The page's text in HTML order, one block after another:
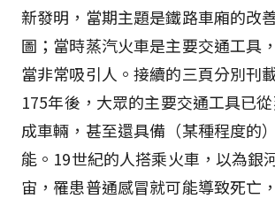
新發明，當期主題是鐵路車廂的改
圖；當時蒸汽火車是主要交通工具
當非常吸引人。接續的三頁分別刊
175年後，大眾的主要交通工具已
成車輛，甚至還具備（某種程度的
能。19世紀的人搭乘火車，以為銀
宙，罹患普通感冒就可能導致死亡